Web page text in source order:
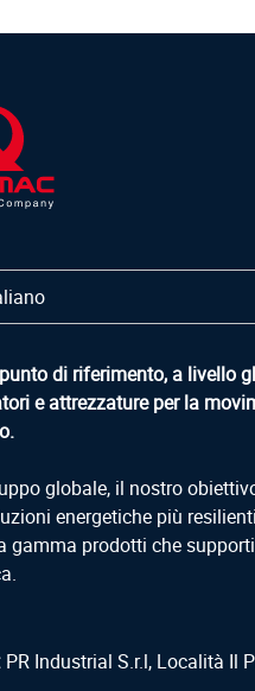
di riferimento, a livello
e attrezzature per la
globale, il nostro
energetiche più
gamma prodotti che
PR Industrial S.r.l, Località Il